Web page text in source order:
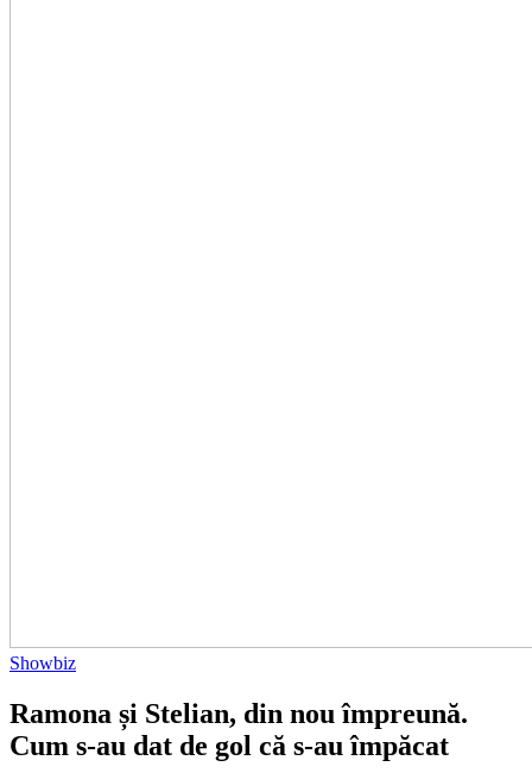
Showbiz
Ramona și Stelian, din nou împreună.
Cum s-au dat de gol că s-au împăcat